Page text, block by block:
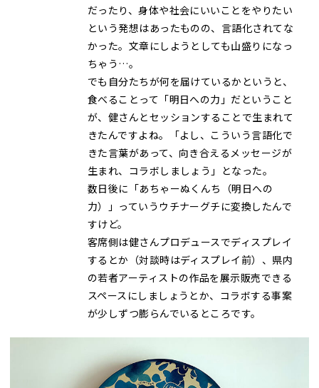
だったり、身体や社会にいいことをやりたい
という発想はあったものの、言語化されてな
かった。文章にしようとしても山盛りになっ
ちゃう…。
でも自分たちが何を届けているかというと、
食べることって「明日への力」だということ
が、健さんとセッションすることで生まれて
きたんですよね。「よし、こういう言語化で
きた言葉があって、向き合えるメッセージが
生まれ、コラボしましょう」となった。
数日後に「あちゃーぬくんち（明日への
力）」っていうウチナーグチに変換したんで
すけど。
客席側は健さんプロデュースでディスプレイ
するとか（対談時はディスプレイ前）、県内
の若者アーティストの作品を展示販売できる
スペースにしましょうとか、コラボする事案
が少しずつ膨らんでいるところです。